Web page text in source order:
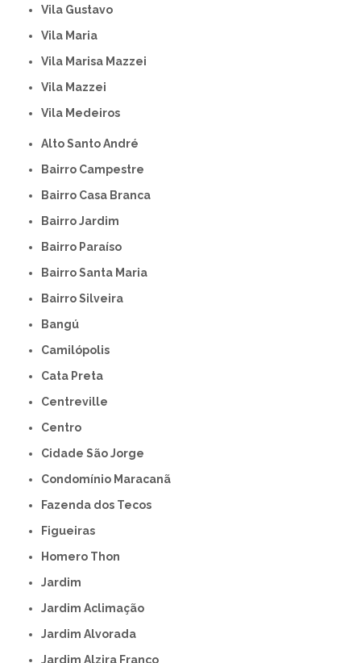
Vila Gustavo
Vila Maria
Vila Marisa Mazzei
Vila Mazzei
Vila Medeiros
Alto Santo André
Bairro Campestre
Bairro Casa Branca
Bairro Jardim
Bairro Paraíso
Bairro Santa Maria
Bairro Silveira
Bangú
Camilópolis
Cata Preta
Centreville
Centro
Cidade São Jorge
Condomínio Maracanã
Fazenda dos Tecos
Figueiras
Homero Thon
Jardim
Jardim Aclimação
Jardim Alvorada
Jardim Alzira Franco